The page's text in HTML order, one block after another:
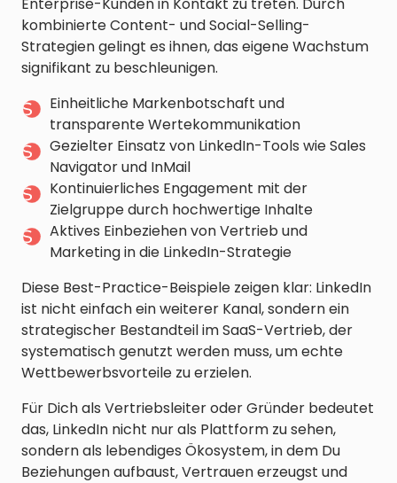
Enterprise-Kunden in Kontakt zu treten. Durch
kombinierte Content- und Social-Selling-
Strategien gelingt es ihnen, das eigene Wachstum
signifikant zu beschleunigen.
Einheitliche Markenbotschaft und
transparente Wertekommunikation
Gezielter Einsatz von LinkedIn-Tools wie Sales
Navigator und InMail
Kontinuierliches Engagement mit der
Zielgruppe durch hochwertige Inhalte
Aktives Einbeziehen von Vertrieb und
Marketing in die LinkedIn-Strategie
Diese Best-Practice-Beispiele zeigen klar: LinkedIn
ist nicht einfach ein weiterer Kanal, sondern ein
strategischer Bestandteil im SaaS-Vertrieb, der
systematisch genutzt werden muss, um echte
Wettbewerbsvorteile zu erzielen.
Für Dich als Vertriebsleiter oder Gründer bedeutet
das, LinkedIn nicht nur als Plattform zu sehen,
sondern als lebendiges Ökosystem, in dem Du
Beziehungen aufbaust, Vertrauen erzeugst und